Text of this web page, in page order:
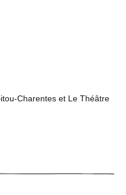
Charentes et Le Théâtre